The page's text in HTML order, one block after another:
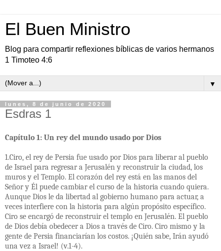
El Buen Ministro
Blog para compartir reflexiones bíblicas de varios hermanos
1 Timoteo 4:6
▼
lunes, 8 de junio de 2020
Esdras 1
Capítulo 1: Un rey del mundo usado por Dios
1.Ciro, el rey de Persia fue usado por Dios para liberar al pueblo
de Israel para regresar a Jerusalén y reconstruir la ciudad, los
muros y el Templo. El corazón del rey está en las manos del
Señor y Él puede cambiar el curso de la historia cuando quiera.
Aunque Dios le da libertad al gobierno humano para actuar, a
veces interfiere con la historia para algún propósito específico.
Ciro se encargó de reconstruir el templo en Jerusalén. El pueblo
de Dios debía obedecer a Dios a través de Ciro. Ciro mismo y la
gente de Persia financiarían los costos. ¡Quién sabe, Irán ayudó
una vez a Israel! (v.1-4).